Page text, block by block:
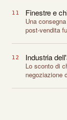
11 Finestre e
Una
post-vendita
12 Industria
Lo sconto di
negoziazione